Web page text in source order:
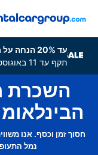
עד 20% הנחה על רכבים להשכרה ברחבי העולם
תקף עד 11 באוגוסט 2026 - נצל אותו עוד היום!
השכרת
חסוך זמן וכסף. אנו
נמל